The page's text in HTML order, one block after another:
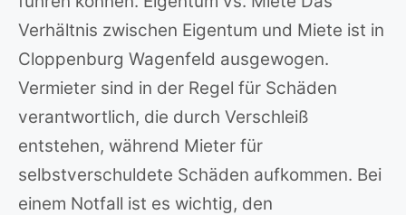
Verhältnis zwischen Eigentum und Miete ist in
Cloppenburg Wagenfeld ausgewogen.
Vermieter sind in der Regel für Schäden
verantwortlich, die durch Verschleiß
entstehen, während Mieter für
selbstverschuldete Schäden aufkommen. Bei
einem Notfall ist es wichtig, den